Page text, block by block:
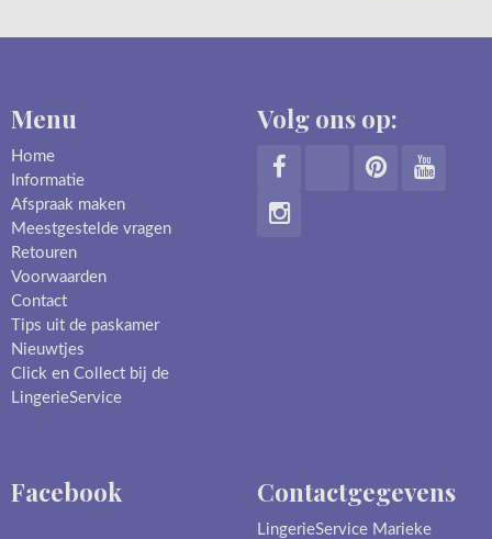
Menu
Home
Informatie
Afspraak maken
Meestgestelde vragen
Retouren
Voorwaarden
Contact
Tips uit de paskamer
Nieuwtjes
Click en Collect bij de
LingerieService
Volg ons op:
Contactgegevens
LingerieService Marieke
Facebook